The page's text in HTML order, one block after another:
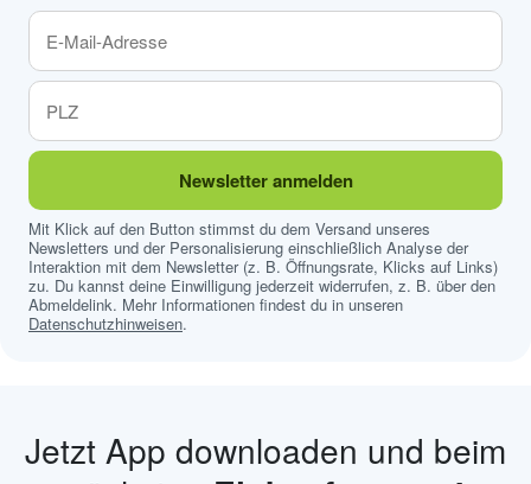
Newsletter anmelden
Mit Klick auf den Button stimmst du dem Versand unseres
Newsletters und der Personalisierung einschließlich Analyse der
Interaktion mit dem Newsletter (z. B. Öffnungsrate, Klicks auf Links)
zu. Du kannst deine Einwilligung jederzeit widerrufen, z. B. über den
Abmeldelink. Mehr Informationen findest du in unseren
Datenschutzhinweisen.
Jetzt App downloaden und beim